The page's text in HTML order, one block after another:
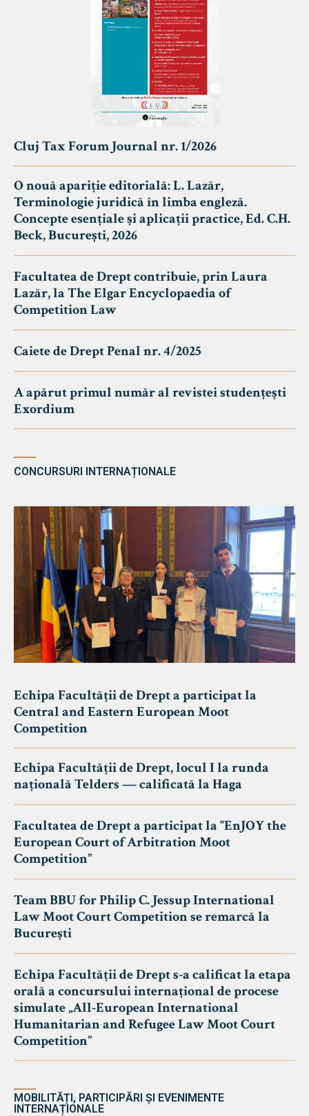
Cluj Tax Forum Journal nr. 1/2026
O nouă apariție editorială: L. Lazăr,
Terminologie juridică în limba engleză.
Concepte esențiale și aplicații practice, Ed. C.H.
Beck, București, 2026
Facultatea de Drept contribuie, prin Laura
Lazăr, la The Elgar Encyclopaedia of
Competition Law
Caiete de Drept Penal nr. 4/2025
A apărut primul număr al revistei studențești
Exordium
CONCURSURI INTERNAȚIONALE
Echipa Facultății de Drept a participat la
Central and Eastern European Moot
Competition
Echipa Facultății de Drept, locul I la runda
națională Telders — calificată la Haga
Facultatea de Drept a participat la “EnJOY the
European Court of Arbitration Moot
Competition”
Team BBU for Philip C. Jessup International
Law Moot Court Competition se remarcă la
București
Echipa Facultății de Drept s-a calificat la etapa
orală a concursului internațional de procese
simulate „All-European International
Humanitarian and Refugee Law Moot Court
Competition”
MOBILITĂȚI, PARTICIPĂRI ȘI EVENIMENTE
INTERNAȚIONALE